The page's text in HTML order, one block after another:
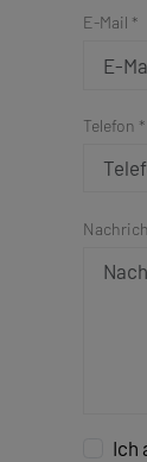
E-Mail *
Telefon *
Ich